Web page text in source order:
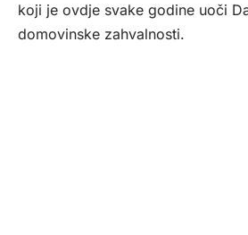
koji je ovdje svake godine uoči
domovinske zahvalnosti.